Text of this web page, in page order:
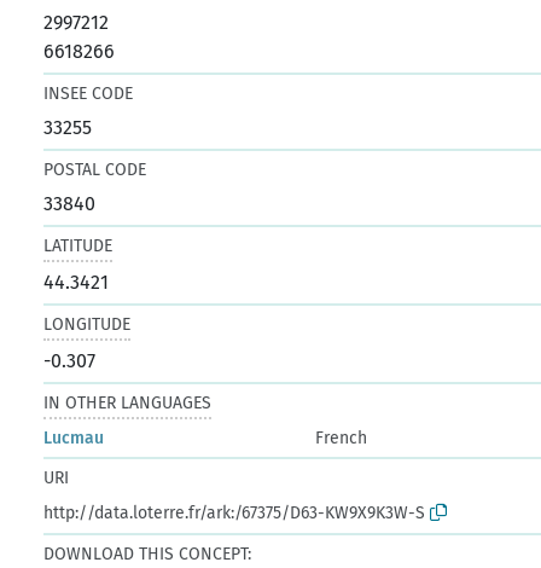
2997212
6618266
INSEE CODE
33255
POSTAL CODE
33840
LATITUDE
44.3421
LONGITUDE
-0.307
IN OTHER LANGUAGES
Lucmau
French
URI
http://data.loterre.fr/ark:/67375/D63-KW9X9K3W-S
DOWNLOAD THIS CONCEPT: